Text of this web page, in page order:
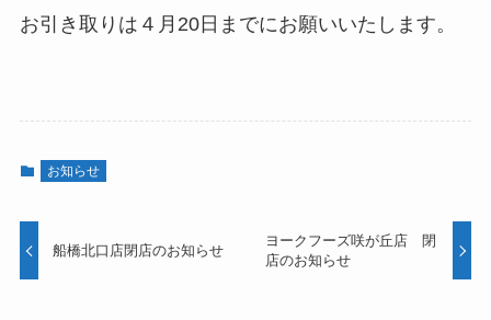
お引き取りは４月20日までにお願いいたします。
お知らせ
船橋北口店閉店のお知らせ
ヨークフーズ咲が丘店 閉
店のお知らせ